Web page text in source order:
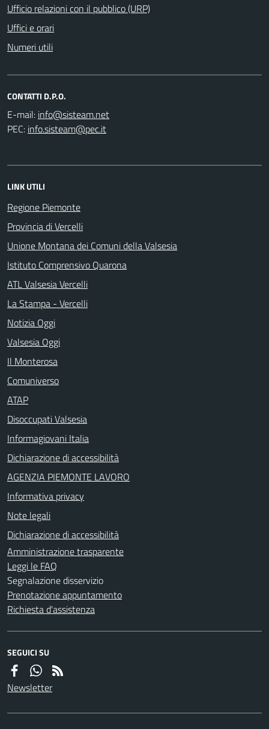
Ufficio relazioni con il pubblico (URP)
Uffici e orari
Numeri utili
CONTATTI D.P.O.
E-mail:
PEC:
LINK UTILI
Regione Piemonte
Provincia di Vercelli
Unione Montana dei Comuni della Valsesia
Istituto Comprensivo Quarona
ATL Valsesia Vercelli
La Stampa - Vercelli
Notizia Oggi
Valsesia Oggi
Il Monterosa
Comuniverso
ATAP
Disoccupati Valsesia
Informagiovani Italia
Dichiarazione di accessibilità
AGENZIA PIEMONTE LAVORO
Informativa privacy
Note legali
Dichiarazione di accessibilità
Amministrazione trasparente
Leggi le FAQ
Segnalazione disservizio
Prenotazione appuntamento
Richiesta d'assistenza
SEGUICI SU
Newsletter